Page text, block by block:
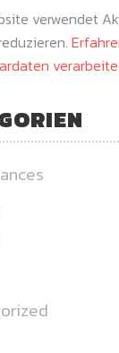
verwendet